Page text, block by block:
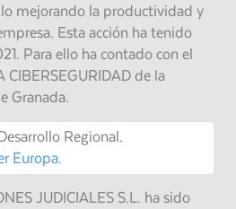
mejorando la productividad y
Esta acción ha tenido
Para ello ha contado con el
de la
Granada.
Regional.
Europa.
JUDICIALES S.L. ha sido